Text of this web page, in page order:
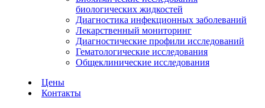
биологических жидкостей
Диагностика инфекционных заболеваний
Лекарственный мониторинг
Диагностические профили исследований
Гематологические исследования
Общеклинические исследования
Цены
Контакты